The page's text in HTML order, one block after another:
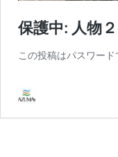
保護中: 人物
この投稿はパスワー